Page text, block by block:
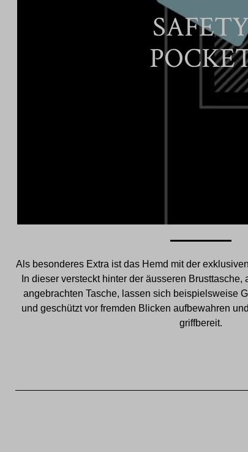
Als besonderes Extra ist das Hemd mit der
In dieser versteckt hinter der äusseren
angebrachten Tasche, lassen sich beispielsweise
und geschützt vor fremden Blicken aufbewahren
griffbereit.